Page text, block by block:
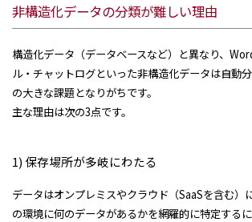
非構造化データの分類が難しい理由
構造化データ（データベースなど）と異なり、
ル・チャットログといった非構造化データは自動
の大きな課題となりがちです。
主な理由は次の3点です。
1) 保存場所が多岐にわたる
データはオンプレミスやクラウド（SaaSを含む）
の環境に何のデータがあるかを網羅的に特定する